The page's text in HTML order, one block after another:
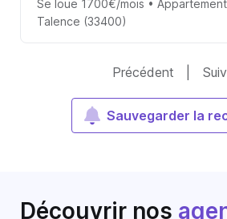
Se loue 1700€/mois •
Talence (33400)
Précédent
Sauvegarder la
Découvrir nos